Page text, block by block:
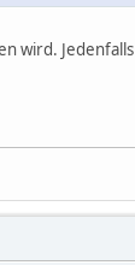
wird. Jedenfalls